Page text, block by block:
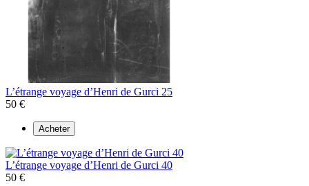
L’étrange voyage d’Henri de Gurci 25
50 €
Acheter
L’étrange voyage d’Henri de Gurci 40
50 €